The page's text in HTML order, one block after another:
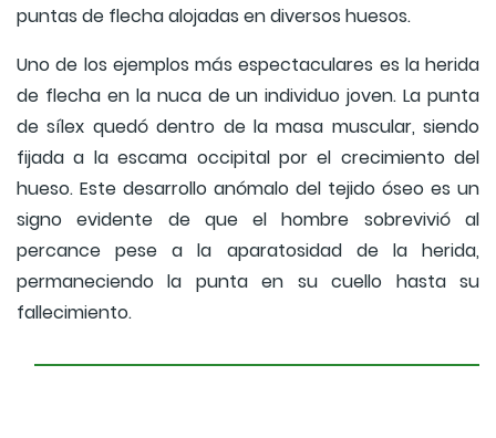
puntas de flecha alojadas en diversos huesos.
Uno de los ejemplos más espectaculares es la herida
de flecha en la nuca de un individuo joven. La punta
de sílex quedó dentro de la masa muscular, siendo
fijada a la escama occipital por el crecimiento del
hueso. Este desarrollo anómalo del tejido óseo es un
signo evidente de que el hombre sobrevivió al
percance pese a la aparatosidad de la herida,
permaneciendo la punta en su cuello hasta su
fallecimiento.